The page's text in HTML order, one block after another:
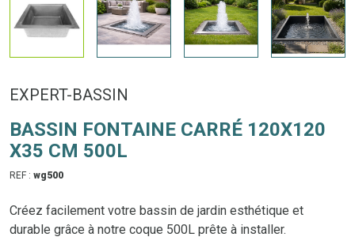
EXPERT-BASSIN
BASSIN FONTAINE CARRÉ 120X120
X35 CM 500L
REF : wg500
Créez facilement votre bassin de jardin esthétique et
durable grâce à notre coque 500L prête à installer.